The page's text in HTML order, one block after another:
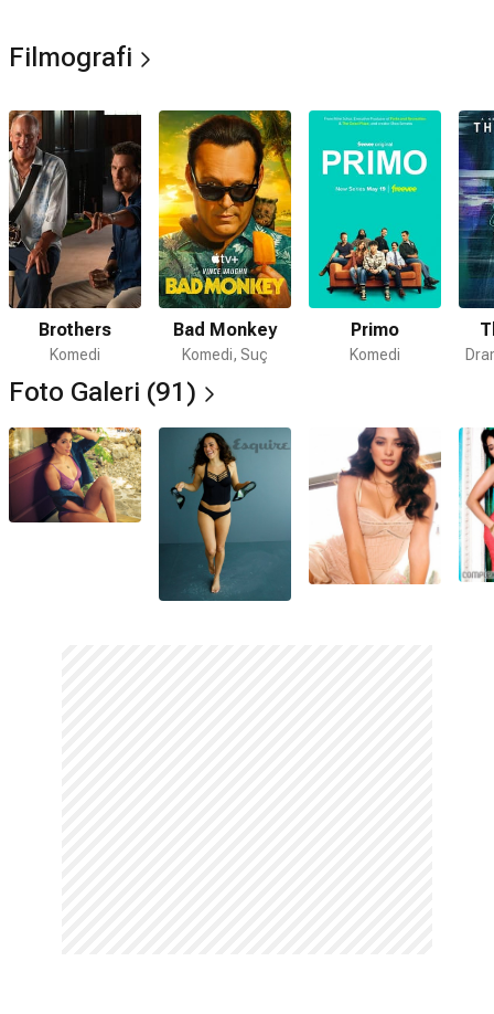
Filmografi
Brothers
Komedi
Bad Monkey
Komedi, Suç
Primo
Komedi
Foto Galeri (91)